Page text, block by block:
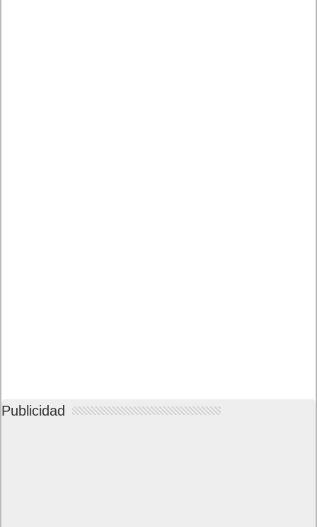
Publicidad